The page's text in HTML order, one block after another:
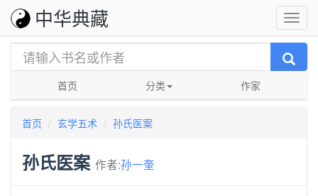
中华典藏
首页 分类 作家
首页 玄学五术 孙氏医案
孙氏医案 作者:孙一奎